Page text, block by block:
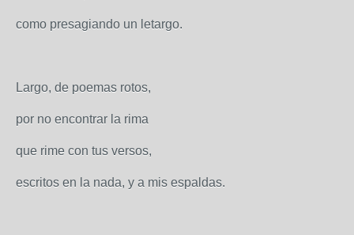
como presagiando un letargo.
Largo, de poemas rotos,
por no encontrar la rima
que rime con tus versos,
escritos en la nada, y a mis espaldas.